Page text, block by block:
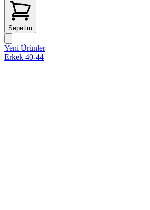
Sepetim
Yeni Ürünler
Erkek 40-44